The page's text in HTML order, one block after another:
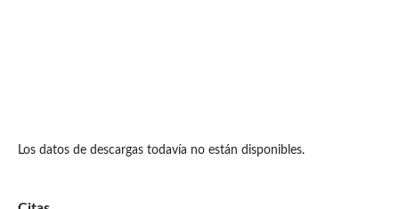
Los datos de descargas todavía no están disponibles.